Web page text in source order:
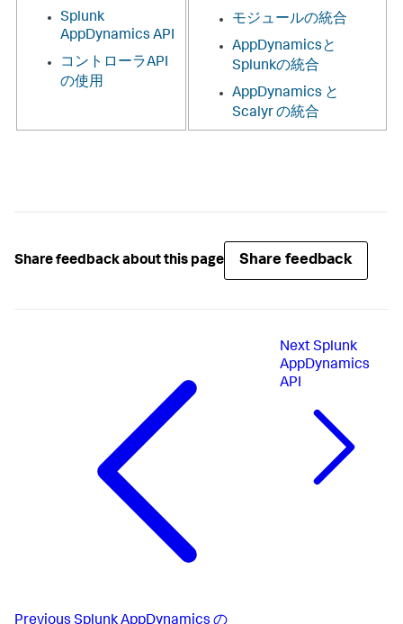
Splunk
AppDynamics API
コントローラAPI
の使用
モジュールの統合
AppDynamicsと
Splunkの統合
AppDynamics と
Scalyr の統合
Share feedback about this page Share feedback
NextSplunk
AppDynamics
API